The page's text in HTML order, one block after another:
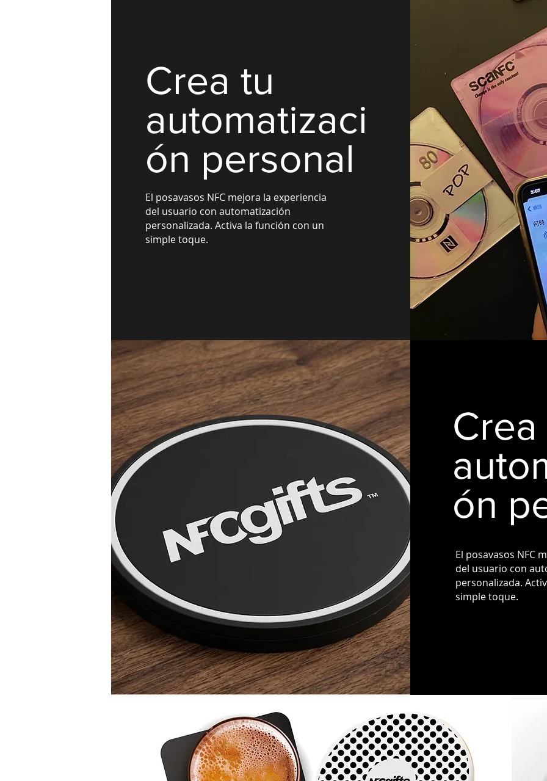
Crea tu
automatizaci
ón personal
El posavasos NFC mejora la experiencia
del usuario con automatización
personalizada. Activa la función con un
simple toque.
Crea
ón
El posavasos NFC
del usuario con
personalizada.
simple toque.